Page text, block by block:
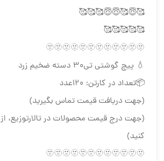
🥰😇🥰😇😇🥰🥰🥰
🥰🥰🥰🥰🥰
🫥🫥🫥🫥🫥🫥🫥🫥🫥🫥🫥🫥
💧 پیچ گوشتی تی۳۰ دسته ضخیم زرد
📦تعداد در کارتن: ۱۲۰عدد
(جهت دریافت قیمت تماس بگیرید)
(جهت درج قیمت محصولات در تالارتوزیع، از
کنید)
🫥🫥🫥🫥🫥🫥🫥🫥🫥🫥🫥🫥